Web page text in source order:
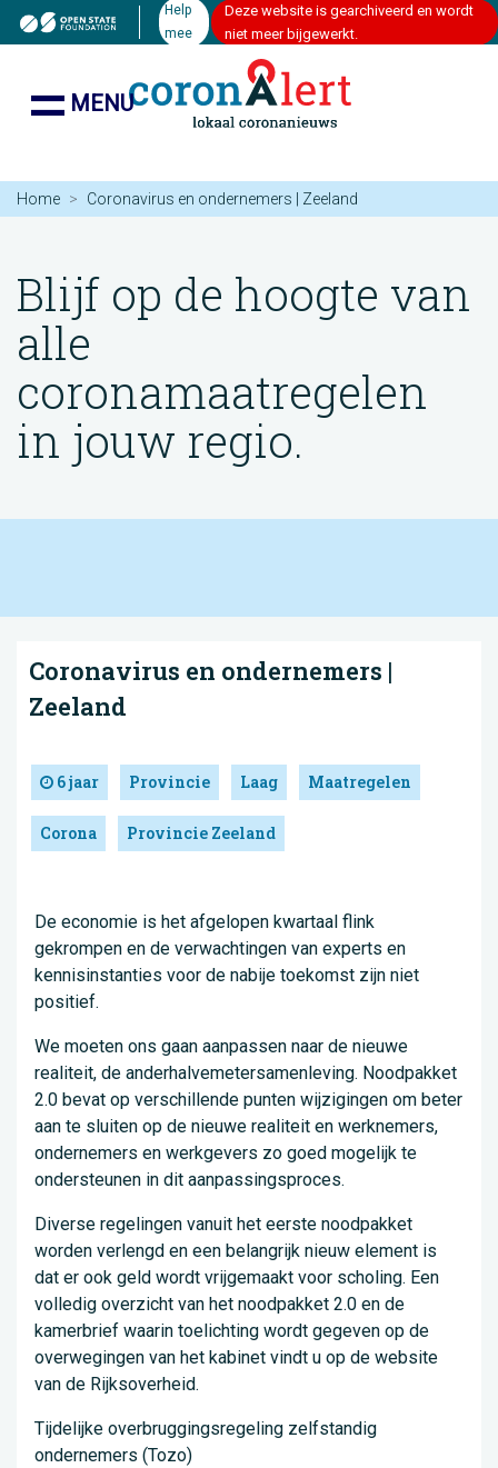
Help
mee
Deze website is gearchiveerd en wordt
niet meer bijgewerkt.
MENU
Home Coronavirus en ondernemers | Zeeland
Blijf op de hoogte van
alle
coronamaatregelen
in jouw regio.
Coronavirus en ondernemers |
Zeeland
6 jaar Provincie Laag Maatregelen
Corona Provincie Zeeland
De economie is het afgelopen kwartaal flink
gekrompen en de verwachtingen van experts en
kennisinstanties voor de nabije toekomst zijn niet
positief.
We moeten ons gaan aanpassen naar de nieuwe
realiteit, de anderhalvemetersamenleving. Noodpakket
2.0 bevat op verschillende punten wijzigingen om beter
aan te sluiten op de nieuwe realiteit en werknemers,
ondernemers en werkgevers zo goed mogelijk te
ondersteunen in dit aanpassingsproces.
Diverse regelingen vanuit het eerste noodpakket
worden verlengd en een belangrijk nieuw element is
dat er ook geld wordt vrijgemaakt voor scholing. Een
volledig overzicht van het noodpakket 2.0 en de
kamerbrief waarin toelichting wordt gegeven op de
overwegingen van het kabinet vindt u op de website
van de Rijksoverheid.
Tijdelijke overbruggingsregeling zelfstandig
ondernemers (Tozo)